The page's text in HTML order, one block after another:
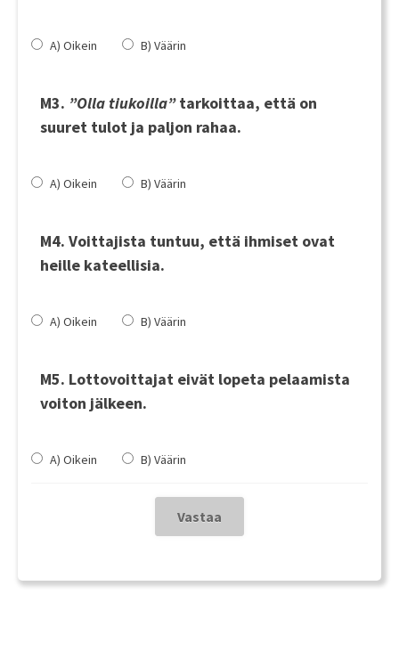
A) Oikein B) Väärin
M3. ”Olla tiukoilla”tarkoittaa, että on
suuret tulot ja paljon rahaa.
A) Oikein B) Väärin
M4. Voittajista tuntuu, että ihmiset ovat
heille kateellisia.
A) Oikein B) Väärin
M5. Lottovoittajat eivät lopeta pelaamista
voiton jälkeen.
A) Oikein B) Väärin